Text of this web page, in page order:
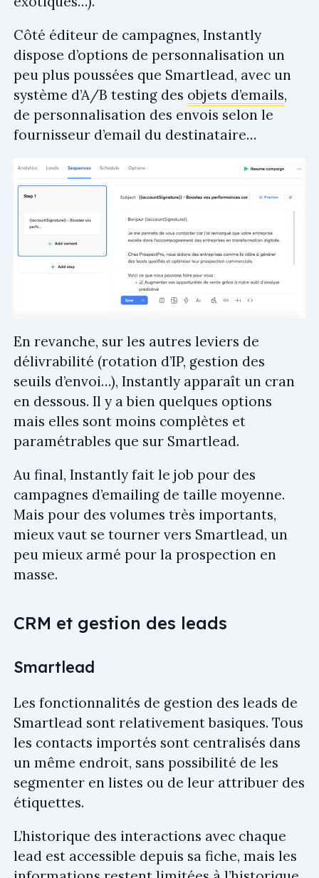
Côté éditeur de campagnes, Instantly
dispose d’options de personnalisation un
peu plus poussées que Smartlead, avec un
système d’A/B testing des objets d’emails,
de personnalisation des envois selon le
fournisseur d’email du destinataire…
En revanche, sur les autres leviers de
délivrabilité (rotation d’IP, gestion des
seuils d’envoi…), Instantly apparaît un cran
en dessous. Il y a bien quelques options
mais elles sont moins complètes et
paramétrables que sur Smartlead.
Au final, Instantly fait le job pour des
campagnes d’emailing de taille moyenne.
Mais pour des volumes très importants,
mieux vaut se tourner vers Smartlead, un
peu mieux armé pour la prospection en
masse.
CRM et gestion des leads
Smartlead
Les fonctionnalités de gestion des leads de
Smartlead sont relativement basiques. Tous
les contacts importés sont centralisés dans
un même endroit, sans possibilité de les
segmenter en listes ou de leur attribuer des
étiquettes.
L’historique des interactions avec chaque
lead est accessible depuis sa fiche, mais les